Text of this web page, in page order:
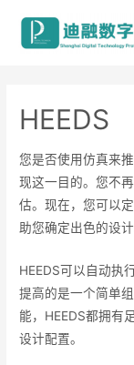
HEEDS
您是否使用仿真来
现这一目的。您不
估。现在，您可以
助您确定出色的设计
HEEDS可以自动执
提高的是一个简单
能，HEEDS都拥有
设计配置。